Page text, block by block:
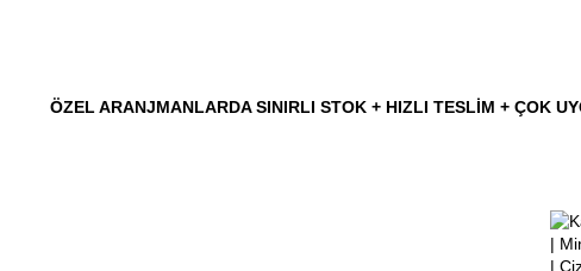
ÖZEL ARANJMANLARDA SINIRLI STOK + HIZLI TESLIM + ÇOK